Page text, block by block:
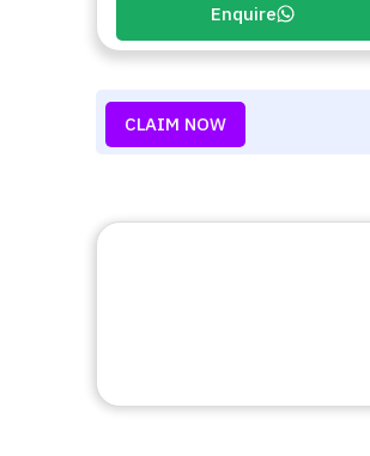
Enquire
CLAIM NOW